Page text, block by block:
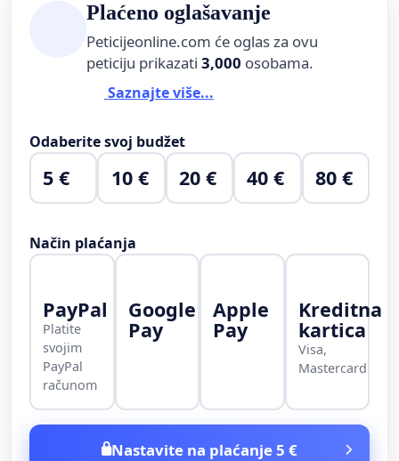
Plaćeno oglašavanje
Peticijeonline.com će oglas za ovu
peticiju prikazati 3,000 osobama.
Saznajte više...
Odaberite svoj budžet
5 € 10 € 20 € 40 € 80 €
Način plaćanja
PayPal
Platite
svojim
PayPal
računom
Google
Pay
Apple
Pay
Kreditna
kartica
Visa,
Mastercard
Nastavite na plaćanje 5 €